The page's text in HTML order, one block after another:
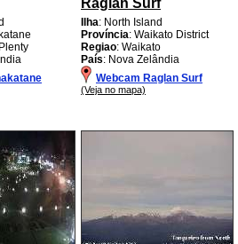
Ilha: North Island
Província: Waikato District
Regiao: Waikato
País: Nova Zelândia
Webcam Raglan Surf
(Veja no mapa)